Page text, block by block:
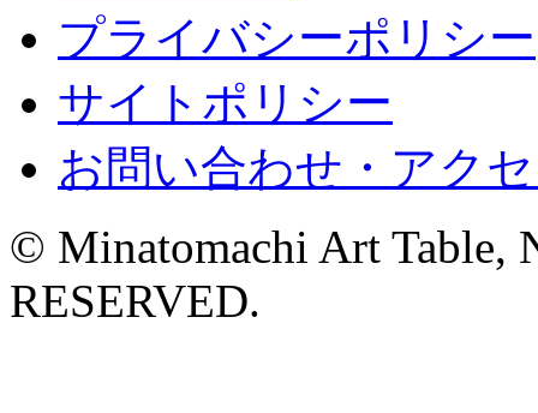
プライバシーポリシー
サイトポリシー
お問い合わせ・アク
© Minatomachi Art Table,
RESERVED.